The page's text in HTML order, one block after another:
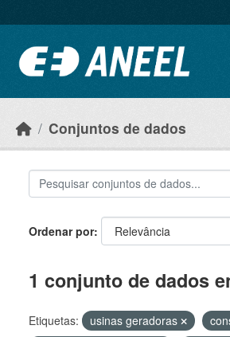
Conjuntos de dados
Ordenar por
1 conjunto de dados
Etiquetas: usinas geradoras